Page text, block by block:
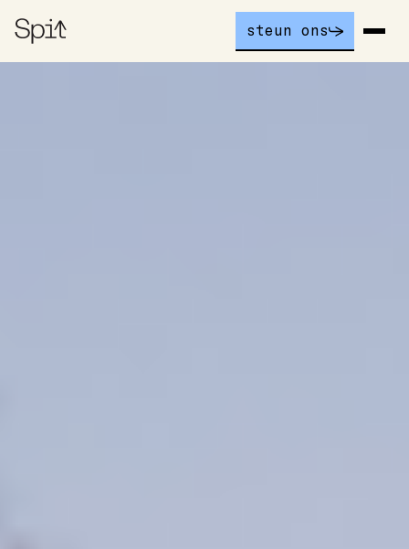
steun ons